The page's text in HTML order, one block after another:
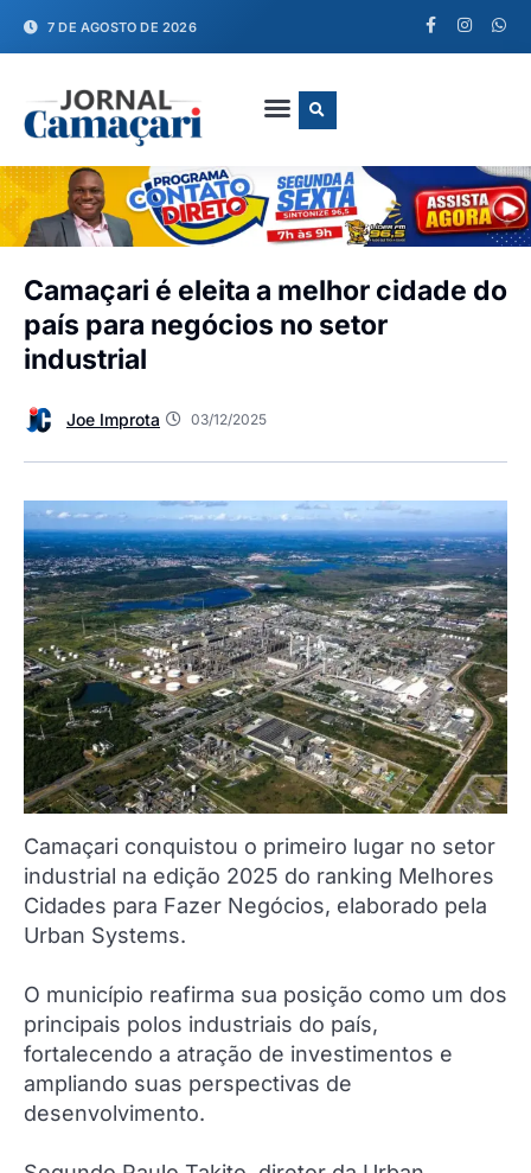
7 DE AGOSTO DE 2026
Camaçari é eleita a melhor cidade do
país para negócios no setor
industrial
Joe Improta 03/12/2025
Camaçari conquistou o primeiro lugar no setor
industrial na edição 2025 do ranking Melhores
Cidades para Fazer Negócios, elaborado pela
Urban Systems.
O município reafirma sua posição como um dos
principais polos industriais do país,
fortalecendo a atração de investimentos e
ampliando suas perspectivas de
desenvolvimento.